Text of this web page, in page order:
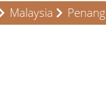
Malaysia Penang